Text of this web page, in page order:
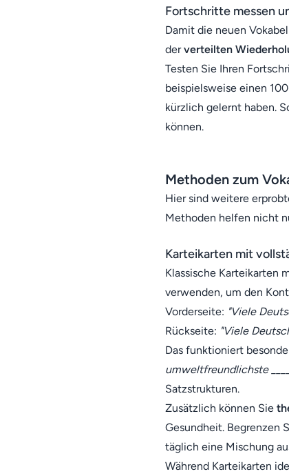
Fortschritte messen
Damit die neuen
derverteilten
Testen Sie Ihren
beispielsweise einen
kürzlich gelernt haben.
können.
Methoden zum
Hier sind weitere
Methoden helfen nicht
Karteikarten mit
Klassische Karteikarten
verwenden, um den
Vorderseite: "Viele
Rückseite: "Viele
Das funktioniert
umweltfreundlichste
Satzstrukturen.
Zusätzlich können Sie
Gesundheit. Begrenzen
täglich eine Mischung
Während Karteikarten